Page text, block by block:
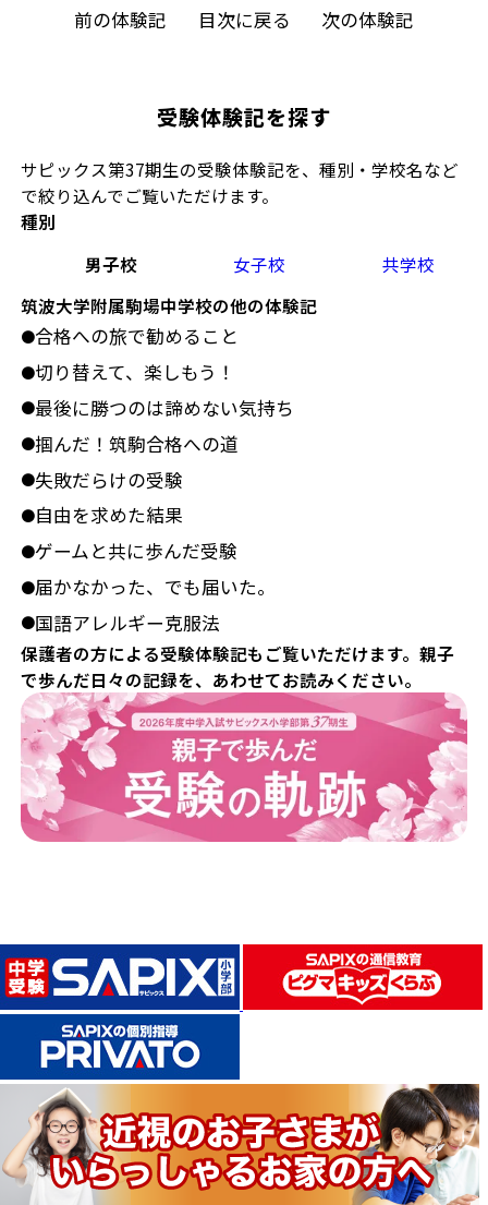
受験体験記を探す
サピックス第37期生の受験体験記を、種別・学校名など
で絞り込んでご覧いただけます。
種別
男子校
女子校
共学校
筑波大学附属駒場中学校の他の体験記
●合格への旅で勧めること
●切り替えて、楽しもう！
●最後に勝つのは諦めない気持ち
●掴んだ！筑駒合格への道
●失敗だらけの受験
●自由を求めた結果
●ゲームと共に歩んだ受験
●届かなかった、でも届いた。
●国語アレルギー克服法
保護者の方による受験体験記もご覧いただけます。親子
で歩んだ日々の記録を、あわせてお読みください。
前の体験記 目次に戻る 次の体験記